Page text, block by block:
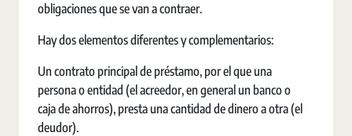
obligaciones que se van a contraer.
Hay dos elementos diferentes y complementarios:
Un contrato principal de préstamo, por el que una
persona o entidad (el acreedor, en general un banco o
caja de ahorros), presta una cantidad de dinero a otra (el
deudor).